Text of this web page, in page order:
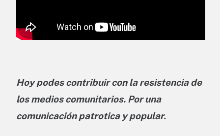
Hoy podes contribuir con la resistencia de
los medios comunitarios. Por una
comunicación patrotica y popular.